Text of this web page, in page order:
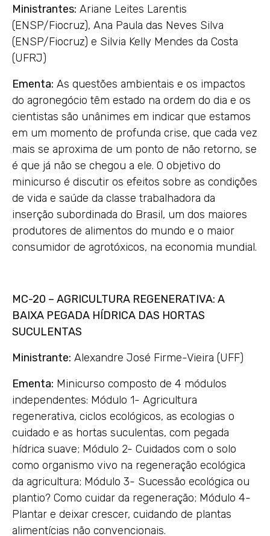
Ministrantes: Ariane Leites Larentis
(ENSP/Fiocruz), Ana Paula das Neves Silva
(ENSP/Fiocruz) e Silvia Kelly Mendes da Costa
(UFRJ)
Ementa: As questões ambientais e os impactos
do agronegócio têm estado na ordem do dia e os
cientistas são unânimes em indicar que estamos
em um momento de profunda crise, que cada vez
mais se aproxima de um ponto de não retorno, se
é que já não se chegou a ele. O objetivo do
minicurso é discutir os efeitos sobre as condições
de vida e saúde da classe trabalhadora da
inserção subordinada do Brasil, um dos maiores
produtores de alimentos do mundo e o maior
consumidor de agrotóxicos, na economia mundial.
MC-20 – AGRICULTURA REGENERATIVA: A
BAIXA PEGADA HÍDRICA DAS HORTAS
SUCULENTAS
Ministrante: Alexandre José Firme-Vieira (UFF)
Ementa: Minicurso composto de 4 módulos
independentes: Módulo 1- Agricultura
regenerativa, ciclos ecológicos, as ecologias o
cuidado e as hortas suculentas, com pegada
hídrica suave; Módulo 2- Cuidados com o solo
como organismo vivo na regeneração ecológica
da agricultura; Módulo 3- Sucessão ecológica ou
plantio? Como cuidar da regeneração; Módulo 4-
Plantar e deixar crescer, cuidando de plantas
alimentícias não convencionais.